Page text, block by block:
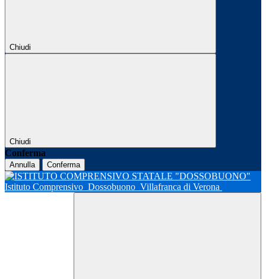
Chiudi
Chiudi
Conferma
Annulla Conferma
Istituto Comprensivo Dossobuono Villafranca di Verona